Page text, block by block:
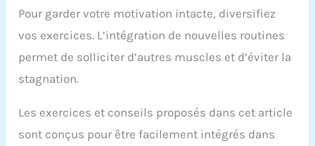
Pour garder votre motivation intacte, diversifiez
vos exercices. L’intégration de nouvelles routines
permet de solliciter d’autres muscles et d’éviter la
stagnation.
Les exercices et conseils proposés dans cet article
sont conçus pour être facilement intégrés dans